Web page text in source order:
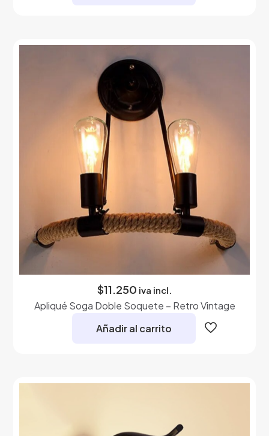
$11.250 iva incl.
Apliqué Soga Doble Soquete – Retro Vintage
Añadir al carrito